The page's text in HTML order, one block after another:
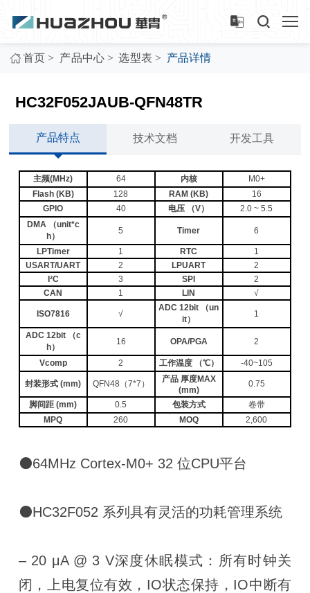
首页 > 产品中心 > 选型表 > 产品详情
HC32F052JAUB-QFN48TR
产品特点 技术文档 开发工具
主频(MHz) 64 内核
M0+
Flash (KB)
128 RAM (KB)
16
GPIO
40 电压 （V）
2.0 ~ 5.5
DMA （unit*c
h）
5 Timer 6
LPTimer 1 RTC
1
USART/UART
2 LPUART
2
I²C
3 SPI
2
CAN
1 LIN √
ISO7816 √
ADC 12bit （un
it）
1
ADC 12bit （c
h）
16 OPA/PGA 2
Vcomp 2 工作温度 （℃） -40~105
封装形式 (mm) QFN48（7*7）
产品 厚度MAX
(mm)
0.75
脚间距 (mm) 0.5 包装方式
卷带
MPQ
260 MOQ 2,600
⚫64MHz Cortex-M0+ 32 位CPU平台
⚫HC32F052 系列具有灵活的功耗管理系统
‒ 20 μA @ 3 V深度休眠模式：所有时钟关
闭，上电复位有效，IO状态保持，IO中断有